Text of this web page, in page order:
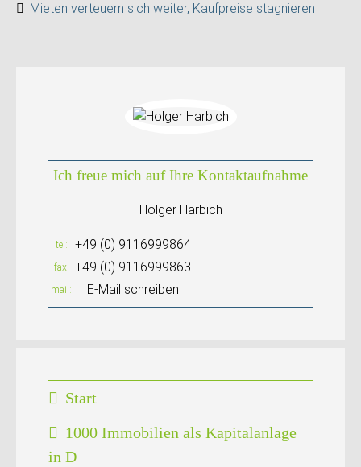
Mieten verteuern sich weiter, Kaufpreise stagnieren
Ich freue mich auf Ihre Kontaktaufnahme
Holger Harbich
tel +49 (0) 9116999864
fax +49 (0) 9116999863
mail E-Mail schreiben
Start
1000 Immobilien als Kapitalanlage
in D